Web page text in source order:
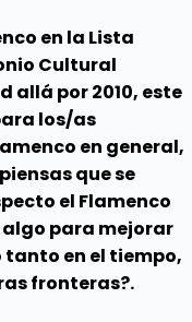
en la Lista
Cultural
allá por 2010, este
los/as
en general,
que se
el Flamenco
algo para mejorar
tanto en el tiempo,
fronteras?.